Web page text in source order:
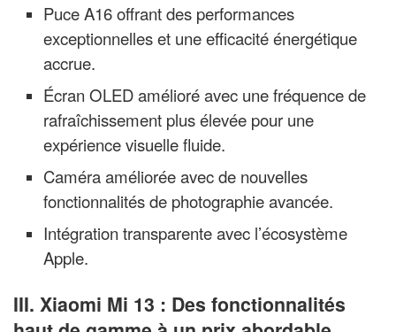
Puce A16 offrant des performances
exceptionnelles et une efficacité énergétique
accrue.
Écran OLED amélioré avec une fréquence de
rafraîchissement plus élevée pour une
expérience visuelle fluide.
Caméra améliorée avec de nouvelles
fonctionnalités de photographie avancée.
Intégration transparente avec l’écosystème
Apple.
III. Xiaomi Mi 13 : Des fonctionnalités